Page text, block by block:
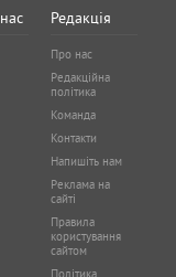
Редакція
Про нас
Редакційна
політика
Команда
Контакти
Напишіть нам
Реклама на
сайті
Правила
користування
сайтом
Політика